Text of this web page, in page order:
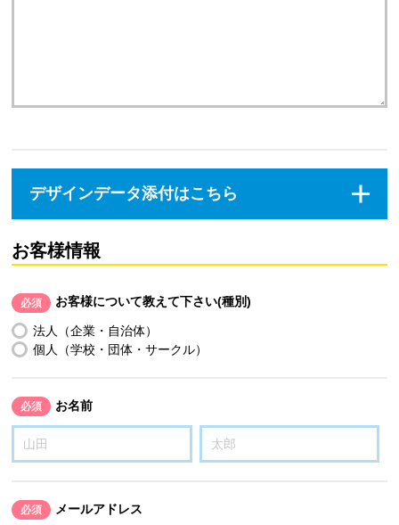
デザインデータ添付はこちら
お客様情報
必須 お客様について教えて下さい(種別)
法人（企業・自治体）
個人（学校・団体・サークル）
必須 お名前
必須 メールアドレス